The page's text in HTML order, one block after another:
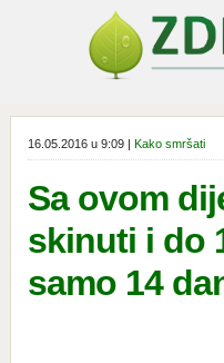
16.05.2016 u 9:09 | Kako smršati
Sa ovom
skinuti i do
samo 14